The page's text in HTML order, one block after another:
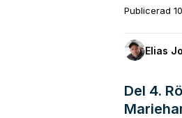
Publicerad
Elias
Del 4.